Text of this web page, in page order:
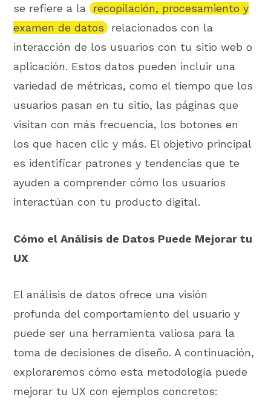
se refiere a la recopilación, procesamiento y
examen de datos relacionados con la
interacción de los usuarios con tu sitio web o
aplicación. Estos datos pueden incluir una
variedad de métricas, como el tiempo que los
usuarios pasan en tu sitio, las páginas que
visitan con más frecuencia, los botones en
los que hacen clic y más. El objetivo principal
es identificar patrones y tendencias que te
ayuden a comprender cómo los usuarios
interactúan con tu producto digital.
Cómo el Análisis de Datos Puede Mejorar tu
UX
El análisis de datos ofrece una visión
profunda del comportamiento del usuario y
puede ser una herramienta valiosa para la
toma de decisiones de diseño. A continuación,
exploraremos cómo esta metodología puede
mejorar tu UX con ejemplos concretos: